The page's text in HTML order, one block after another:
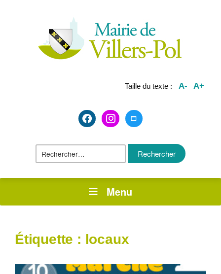
Taille du texte : A- A+
facebook2instagrammaximize
Rechercher :
Menu
Étiquette : locaux